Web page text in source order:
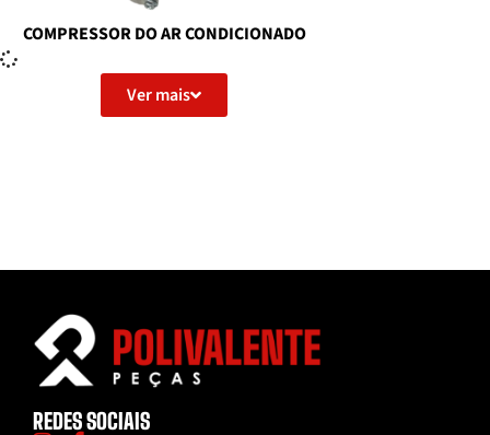
COMPRESSOR DO AR CONDICIONADO
Ver mais
REDES SOCIAIS